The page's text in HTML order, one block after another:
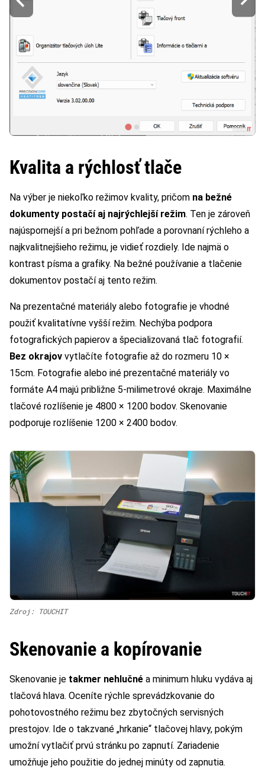
Kvalita a rýchlosť tlače
Na výber je niekoľko režimov kvality, pričom na bežné
dokumenty postačí aj najrýchlejší režim. Ten je zároveň
najúspornejší a pri bežnom pohľade a porovnaní rýchleho a
najkvalitnejšieho režimu, je vidieť rozdiely. Ide najmä o
kontrast písma a grafiky. Na bežné používanie a tlačenie
dokumentov postačí aj tento režim.
Na prezentačné materiály alebo fotografie je vhodné
použiť kvalitatívne vyšší režim. Nechýba podpora
fotografických papierov a špecializovaná tlač fotografií.
Bez okrajov vytlačíte fotografie až do rozmeru 10 ×
15cm. Fotografie alebo iné prezentačné materiály vo
formáte A4 majú približne 5-milimetrové okraje. Maximálne
tlačové rozlíšenie je 4800 × 1200 bodov. Skenovanie
podporuje rozlíšenie 1200 × 2400 bodov.
Zdroj: TOUCHIT
Skenovanie a kopírovanie
Skenovanie je takmer nehlučné a minimum hluku vydáva aj
tlačová hlava. Oceníte rýchle sprevádzkovanie do
pohotovostného režimu bez zbytočných servisných
prestojov. Ide o takzvané „hrkanie“ tlačovej hlavy, pokým
umožní vytlačiť prvú stránku po zapnutí. Zariadenie
umožňuje jeho použitie do jednej minúty od zapnutia.